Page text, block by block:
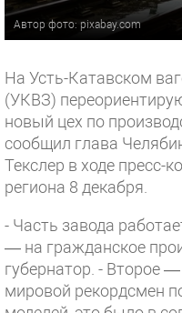
Автор фото: pixabay.com
На Усть-Катавском
(УКВЗ)
новый цех по
сообщил глава
Текслер в ходе пресс-
региона 8 декабря.
- Часть завода
— на гражданское
губернатор. - Второе
мировой рекордсмен